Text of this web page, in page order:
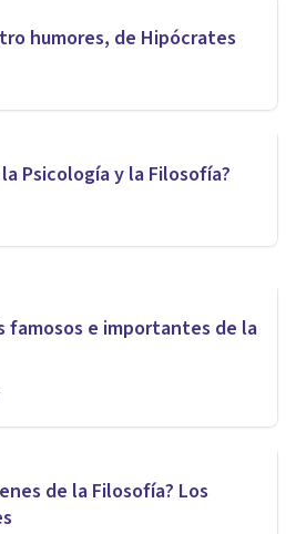
humores, de Hipócrates
Psicología y la Filosofía?
causas según
famosos e importantes de la
de la Filosofía? Los